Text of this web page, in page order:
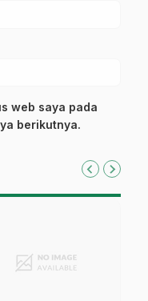
web saya pada
berikutnya.